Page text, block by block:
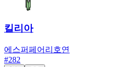
킬리아
에스퍼페어리 호연
#282